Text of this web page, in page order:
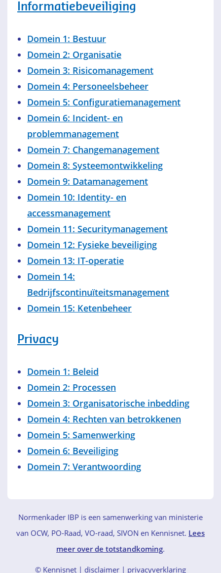
Informatiebeveiliging
Domein 1: Bestuur
Domein 2: Organisatie
Domein 3: Risicomanagement
Domein 4: Personeelsbeheer
Domein 5: Configuratiemanagement
Domein 6: Incident- en
problemmanagement
Domein 7: Changemanagement
Domein 8: Systeemontwikkeling
Domein 9: Datamanagement
Domein 10: Identity- en
accessmanagement
Domein 11: Securitymanagement
Domein 12: Fysieke beveiliging
Domein 13: IT-operatie
Domein 14:
Bedrijfscontinuïteitsmanagement
Domein 15: Ketenbeheer
Privacy
Domein 1: Beleid
Domein 2: Processen
Domein 3: Organisatorische inbedding
Domein 4: Rechten van betrokkenen
Domein 5: Samenwerking
Domein 6: Beveiliging
Domein 7: Verantwoording
Normenkader IBP is een samenwerking van ministerie
van OCW, PO-Raad, VO-raad, SIVON en Kennisnet. Lees
meer over de totstandkoming.
© Kennisnet disclaimer | privacyverklaring